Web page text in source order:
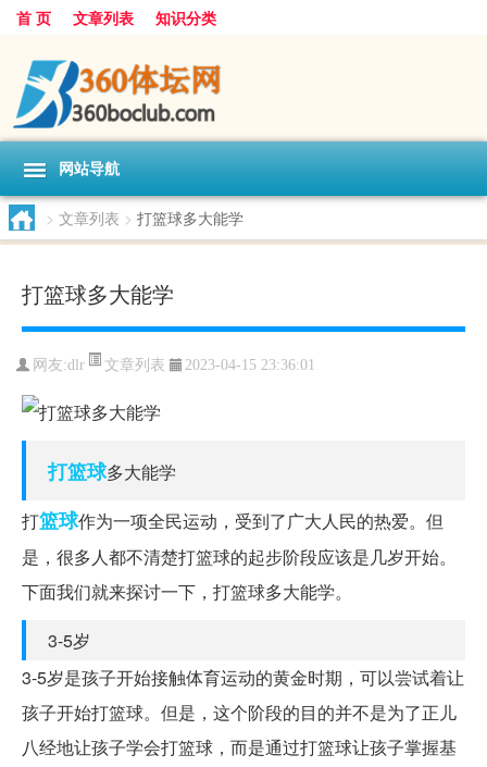
首 页 文章列表 知识分类
网站导航
> 文章列表 > 打篮球多大能学
打篮球多大能学
网友:dlr 文章列表 2023-04-15 23:36:01
打篮球多大能学
打篮球作为一项全民运动，受到了广大人民的热爱。但
是，很多人都不清楚打篮球的起步阶段应该是几岁开始。
下面我们就来探讨一下，打篮球多大能学。
3-5岁
3-5岁是孩子开始接触体育运动的黄金时期，可以尝试着让
孩子开始打篮球。但是，这个阶段的目的并不是为了正儿
八经地让孩子学会打篮球，而是通过打篮球让孩子掌握基